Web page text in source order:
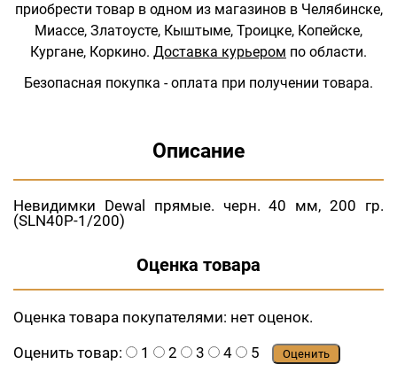
приобрести товар в одном из магазинов в Челябинске,
Миассе, Златоусте, Кыштыме, Троицке, Копейске,
Кургане, Коркино. Доставка курьером по области.
Безопасная покупка - оплата при получении товара.
Описание
Невидимки Dewal прямые. черн. 40 мм, 200 гр.
(SLN40P-1/200)
Оценка товара
Оценка товара покупателями: нет оценок.
Оценить товар:
1 2 3 4 5 Оценить